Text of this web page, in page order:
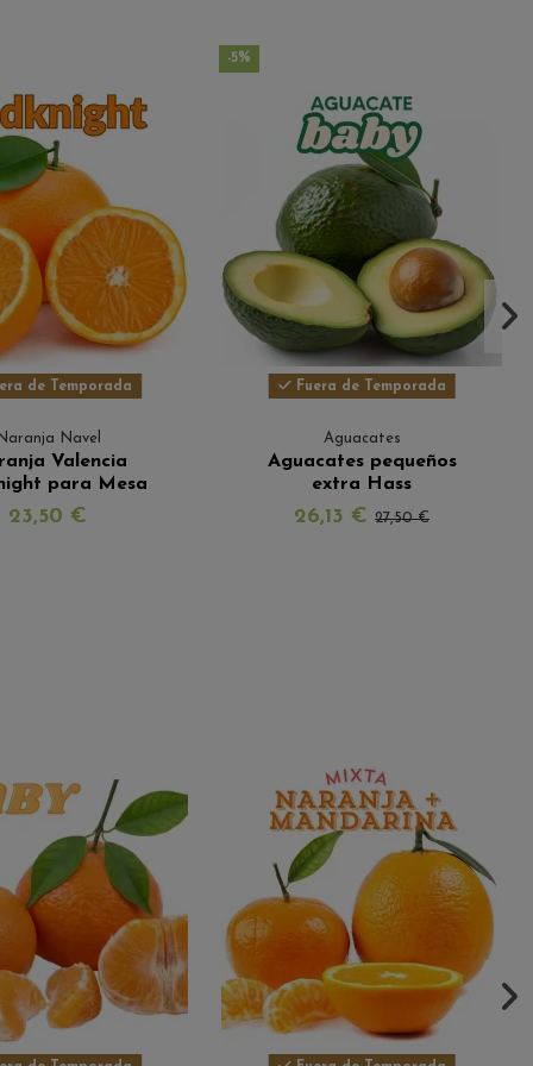
de Temporada
Navel
Valencia
para Mesa
23,50 €
-5%
Fuera de Temporada
Aguacates
Aguacates pequeños
extra Hass
26,13 € 27,50 €